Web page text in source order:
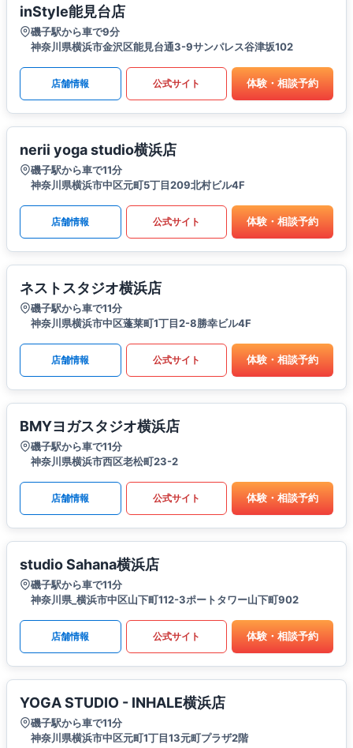
inStyle能見台店
磯子駅から車で9分
神奈川県横浜市金沢区能見台通3-9サンパレス谷津坂102
店舗情報 公式サイト 体験・相談予約
nerii yoga studio横浜店
磯子駅から車で11分
神奈川県横浜市中区元町5丁目209北村ビル4F
店舗情報 公式サイト 体験・相談予約
ネストスタジオ横浜店
磯子駅から車で11分
神奈川県横浜市中区蓬莱町1丁目2-8勝幸ビル4F
店舗情報 公式サイト 体験・相談予約
BMYヨガスタジオ横浜店
磯子駅から車で11分
神奈川県横浜市西区老松町23-2
店舗情報 公式サイト 体験・相談予約
studio Sahana横浜店
磯子駅から車で11分
神奈川県_横浜市中区山下町112-3ポートタワー山下町902
店舗情報 公式サイト 体験・相談予約
YOGA STUDIO - INHALE横浜店
磯子駅から車で11分
神奈川県横浜市中区元町1丁目13元町プラザ2階